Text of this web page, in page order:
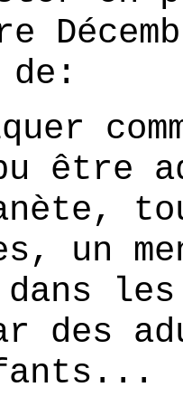
de:
être
un
des